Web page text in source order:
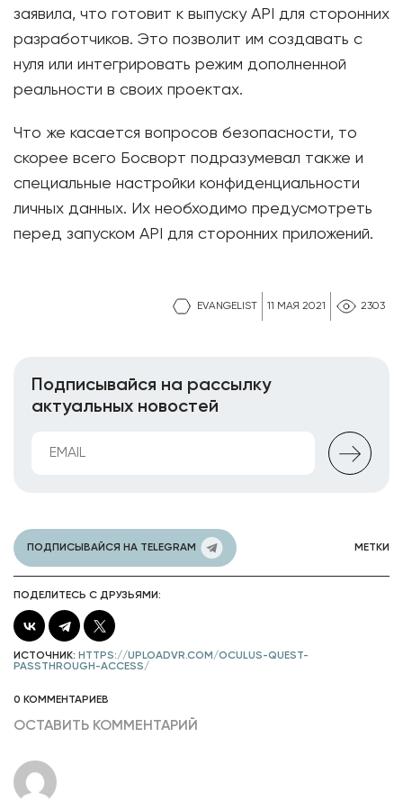
EVANGELIST 11 МАЯ 2021 2303
заявила, что готовит к выпуску API для сторонних
разработчиков. Это позволит им создавать с
нуля или интегрировать режим дополненной
реальности в своих проектах.
Что же касается вопросов безопасности, то
скорее всего Босворт подразумевал также и
специальные настройки конфиденциальности
личных данных. Их необходимо предусмотреть
перед запуском API для сторонних приложений.
Подписывайся на рассылку
актуальных новостей
ПОДПИСЫВАЙСЯ НА TELEGRAM МЕТКИ
ПОДЕЛИТЕСЬ С ДРУЗЬЯМИ:
ИСТОЧНИК: HTTPS://UPLOADVR.COM/OCULUS-QUEST-
PASSTHROUGH-ACCESS/
0 КОММЕНТАРИЕВ
ОСТАВИТЬ КОММЕНТАРИЙ